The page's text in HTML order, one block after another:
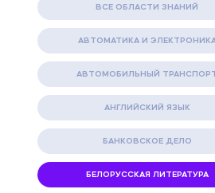
ВСЕ ОБЛАСТИ ЗНАНИЙ
АВТОМАТИКА И
АВТОМОБИЛЬНЫЙ
АНГЛИЙСКИЙ ЯЗЫК
БАНКОВСКОЕ ДЕЛО
БЕЛОРУССКАЯ ЛИТЕРАТУРА